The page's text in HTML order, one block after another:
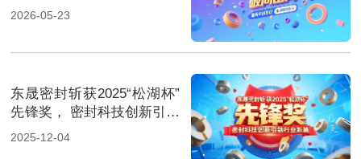
2026-05-23
东晟密封斩获2025“松湖杯”
先锋奖， 密封科技创新引领
行业新篇！
2025-12-04